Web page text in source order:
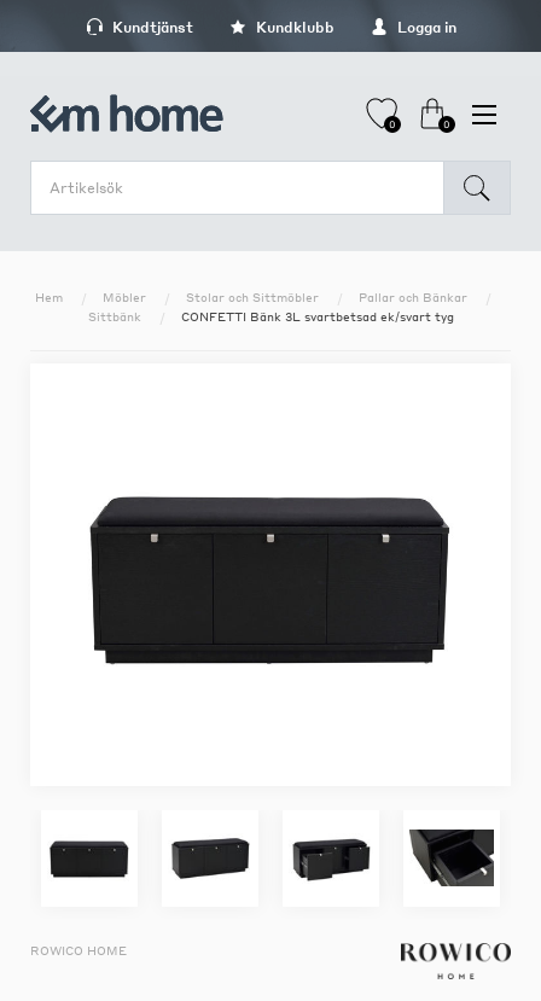
Kundtjänst Kundklubb Logga in
0 0
Hem Möbler Stolar och Sittmöbler
Pallar och Bänkar
Sittbänk
CONFETTI Bänk 3L svartbetsad ek/svart tyg
ROWICO HOME